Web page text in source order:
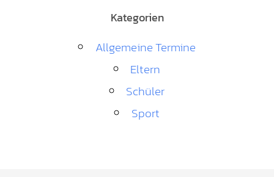
Kategorien
Allgemeine Termine
Eltern
Schüler
Sport